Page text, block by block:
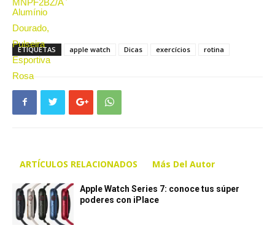
ETIQUETAS apple watch Dicas exercícios rotina
ARTÍCULOS RELACIONADOS Más Del Autor
Apple Watch Series 7: conoce tus súper
poderes con iPlace